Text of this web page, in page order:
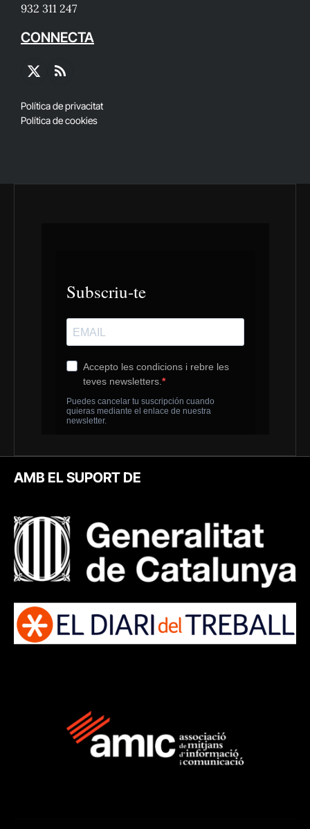
932 311 247
CONNECTA
X
RSS
Política de privacitat
Política de cookies
AMB EL SUPORT DE